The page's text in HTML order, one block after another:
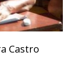
Castro